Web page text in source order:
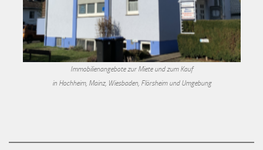
Immobilienangebote zur Miete und zum Kauf
in Hochheim, Mainz, Wiesbaden, Flörsheim und Umgebung